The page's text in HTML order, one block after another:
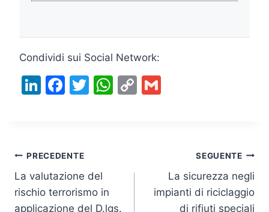
Condividi sui Social Network:
Li
dI
n
F
b
o
o
T
W
p
C
Navigazione
articoli
PRECEDENTE
La valutazione del
rischio terrorismo in
applicazione del D.lgs.
SEGUENTE
La sicurezza negli
impianti di riciclaggio
di rifiuti speciali